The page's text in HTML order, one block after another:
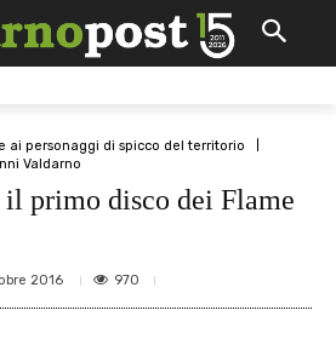
ai personaggi di spicco del territorio
Valdarno
il primo disco dei Flame
2016 970